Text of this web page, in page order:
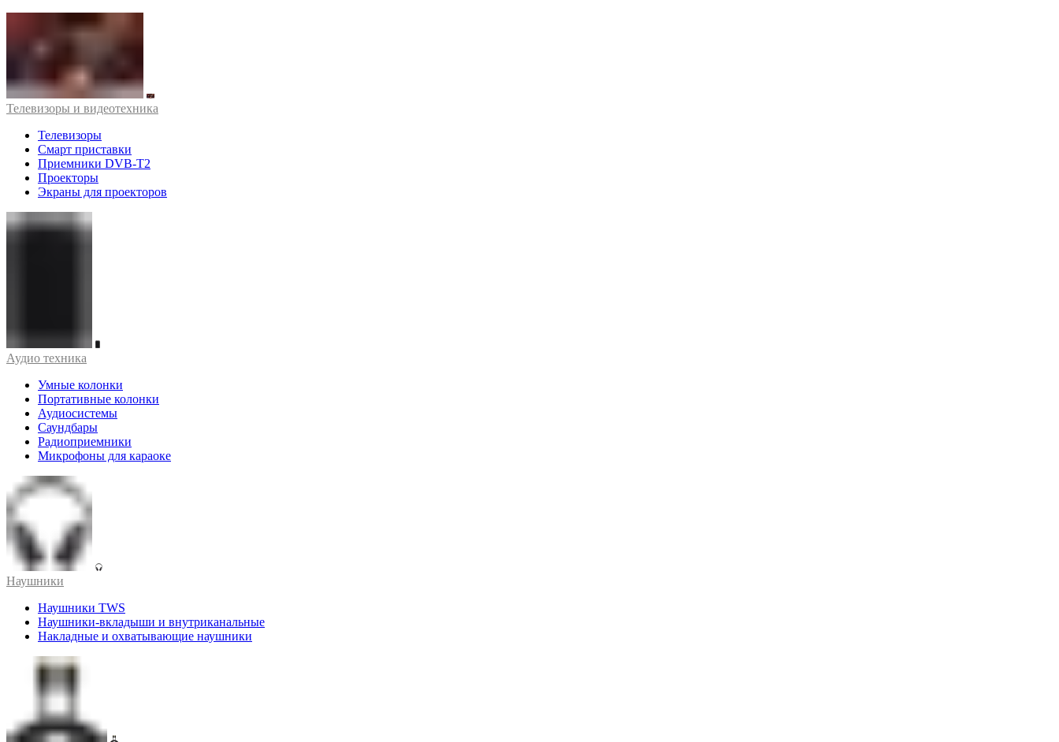
Телевизоры и видеотехника
Телевизоры
Смарт приставки
Приемники DVB-T2
Проекторы
Экраны для проекторов
Аудио техника
Умные колонки
Портативные колонки
Аудиосистемы
Саундбары
Радиоприемники
Микрофоны для караоке
Наушники
Наушники TWS
Наушники-вкладыши и внутриканальные
Накладные и охватывающие наушники